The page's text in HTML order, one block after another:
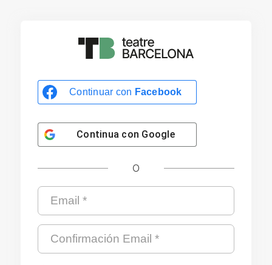
Continuar con Facebook
Continua con Google
O